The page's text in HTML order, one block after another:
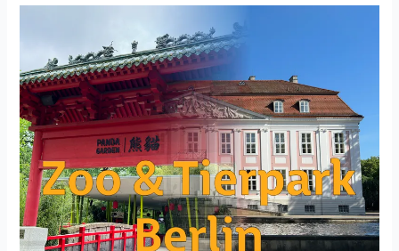
Tierpark
Berlin